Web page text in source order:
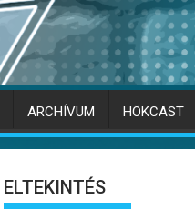
ARCHÍVUM HÖKCAST
ELTEKINTÉS